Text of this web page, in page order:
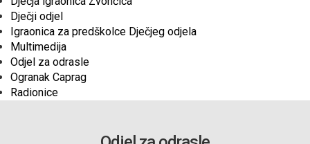
Dječji odjel
Igraonica za predškolce Dječjeg odjela
Multimedija
Odjel za odrasle
Ogranak Caprag
Radionice